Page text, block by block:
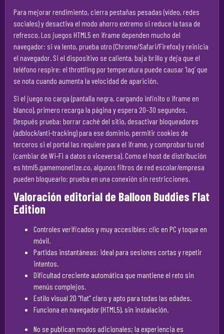
Para mejorar rendimiento, cierra pestañas pesadas (vídeo, redes
sociales) y desactiva el modo ahorro extremo si reduce la tasa de
refresco. Los juegos HTML5 en iframe dependen mucho del
navegador: si va lento, prueba otro (Chrome/Safari/Firefox) y reinicia
el navegador. Si el dispositivo se calienta, baja brillo y deja que el
teléfono respire: el throttling por temperatura puede causar ‘lag’ que
se nota cuando aumenta la velocidad de aparición.
Si el juego no carga (pantalla negra, cargando infinito o iframe en
blanco), primero recarga la página y espera 20–30 segundos.
Después prueba: borrar caché del sitio, desactivar bloqueadores
(adblock/anti-tracking) para ese dominio, permitir cookies de
terceros si el portal las requiere para el iframe, y comprobar tu red
(cambiar de Wi‑Fi a datos o viceversa). Como el host de distribución
es html5.gamemonetize.co, algunos filtros de red escolar/empresa
pueden bloquearlo: prueba en una conexión sin restricciones.
Valoración editorial de Balloon Buddies Flat
Edition
Controles verificados y muy accesibles: clic en PC y toque en
móvil.
Partidas instantáneas: ideal para sesiones cortas y repetir
intentos.
Dificultad creciente automática que mantiene el reto sin
menús complejos.
Estilo visual 2D “flat” claro y apto para todas las edades.
Funciona en navegador (HTML5), sin instalación.
No se publican modos adicionales; la experiencia es